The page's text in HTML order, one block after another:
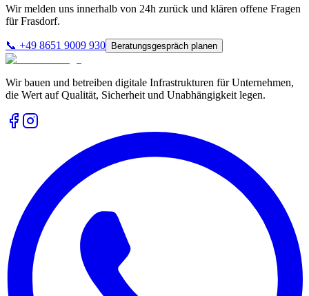
Wir melden uns innerhalb von 24h zurück und klären offene Fragen
fürFrasdorf.
📞 +49 8651 9009 930 Beratungsgespräch planen
Wir bauen und betreiben digitale Infrastrukturen für Unternehmen,
die Wert auf Qualität, Sicherheit und Unabhängigkeit legen.